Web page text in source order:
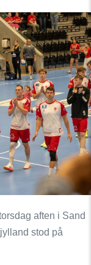
aften i Sand
stod på